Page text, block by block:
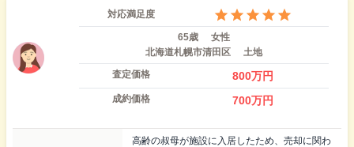
対応満足度
65歳
女性
北海道札幌市清田区
土地
査定価格
800万円
成約価格 700万円
高齢の叔母が施設に入居したため、売却に関わ